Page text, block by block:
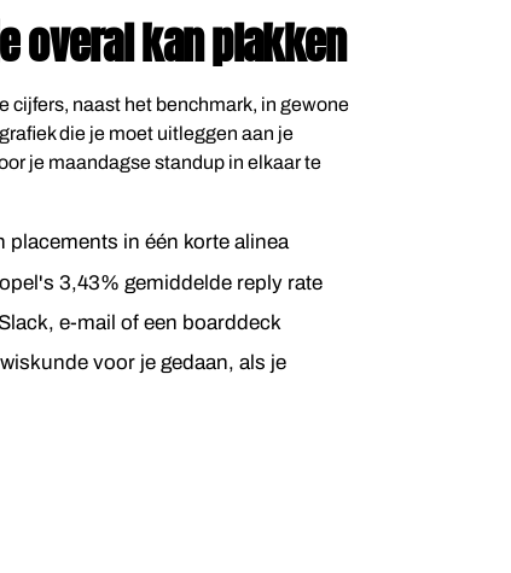
overal kan plakken
cijfers, naast het benchmark, in gewone
die je moet uitleggen aan je
je maandagse standup in elkaar te
placements in één korte alinea
3,43% gemiddelde reply rate
e-mail of een boarddeck
voor je gedaan, als je